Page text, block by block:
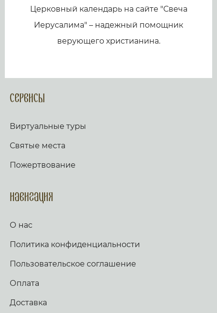
Церковный календарь на сайте "Свеча
Иерусалима" – надежный помощник
верующего христианина.
Сервисы
Виртуальные туры
Святые места
Пожертвование
Навигация
О нас
Политика конфиденциальности
Пользовательское соглашение
Оплата
Доставка